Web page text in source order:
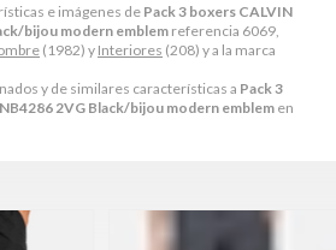
e imágenes de Pack 3 boxers CALVIN
bijou modern emblem referencia 6069,
(1982) y Interiores (208) y a la marca
y de similares características a Pack 3
2VG Black/bijou modern emblem en